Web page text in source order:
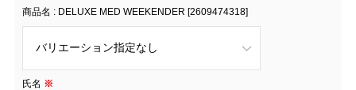
商品名 : DELUXE MED WEEKENDER [2609474318]
氏名 ※